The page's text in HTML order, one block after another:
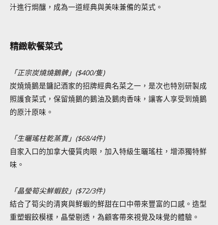
汁進行焗釀，成為一道經典與美味兼備的菜式。
精緻軟餐菜式
「正宗炭燒燒鵝髀」 ($400/隻)
炭燒燒鵝是鏞記酒家的招牌經典名菜之一，是次也特別研製成
照護食菜式，保留燒鵝的鵝油及鵝肉香味，讓客人享受到燒鵝
的原汁原味。
「生曬瑤柱乾蒸賣」 ($68/4件)
自家入口的加拿大優質肉眼，加入特級生曬瑤柱，增添獨特鮮
味。
「晶瑩筍尖鮮蝦餃」 ($72/3件)
結合了筍尖的清爽與鮮蝦的鮮甜在口中帶來豐富的口感。造型
重塑蝦餃模樣，晶瑩剔透，為顧客帶來視覺及味覺的體驗。